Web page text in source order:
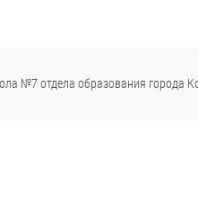
№7 отдела образования города